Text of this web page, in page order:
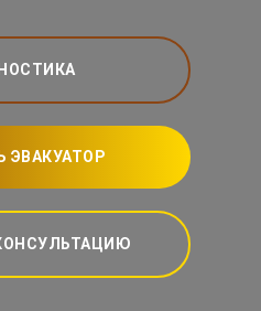
ЭВАКУАТОР